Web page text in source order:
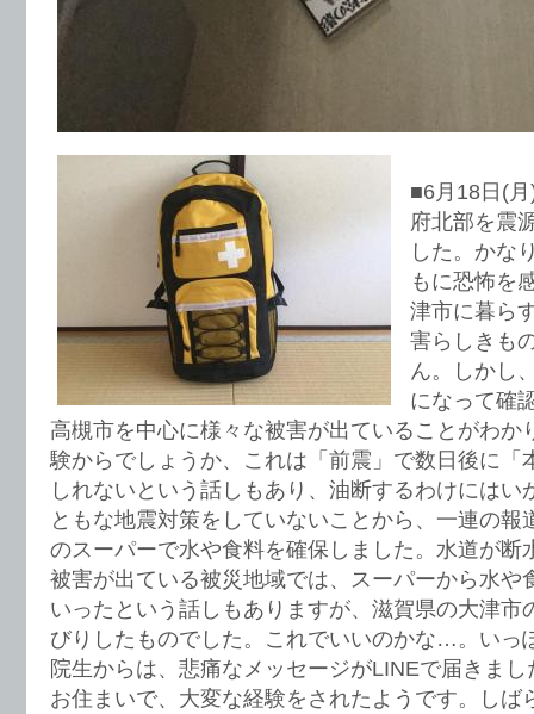
■6月18日(
府北部を震
した。かな
もに恐怖を
津市に暮ら
害らしきも
ん。しかし
になって確
高槻市を中心に様々な被害が出ていることがわか
験からでしょうか、これは「前震」で数日後に「
しれないという話しもあり、油断するわけにはい
ともな地震対策をしていないことから、一連の報
のスーパーで水や食料を確保しました。水道が断
被害が出ている被災地域では、スーパーから水や
いったという話しもありますが、滋賀県の大津市
びりしたものでした。これでいいのかな…。いっ
院生からは、悲痛なメッセージがLINEで届きま
お住まいで、大変な経験をされたようです。しば